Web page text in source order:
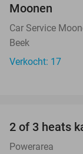
Moonen
Car Service
Beek
Verkocht: 17
2 of 3 heats
Powerarea